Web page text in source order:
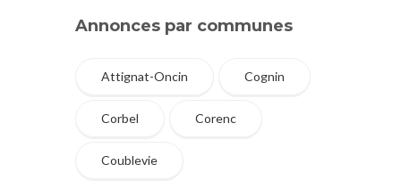
Annonces par communes
Attignat-Oncin Cognin
Corbel Corenc
Coublevie